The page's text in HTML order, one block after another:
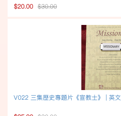
$20.00 $30.00
V022 三集歷史專題片《宣教士》 | 英